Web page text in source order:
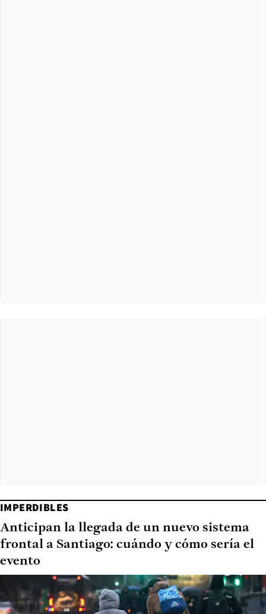
IMPERDIBLES
Anticipan la llegada de un nuevo sistema
frontal a Santiago: cuándo y cómo sería el
evento